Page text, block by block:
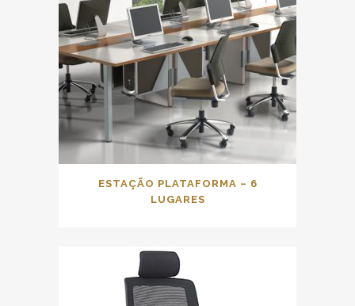
ESTAÇÃO PLATAFORMA – 6
LUGARES